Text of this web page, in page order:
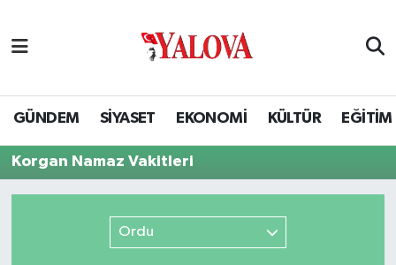
GÜNDEM SİYASET EKONOMİ KÜLTÜR EĞİTİM
Korgan Namaz Vakitleri
Ordu
SİYASET
EKONOMİ
Yalova Nöbetçi Eczaneler
Yalova Hava Durumu
Yalova Namaz Vakitleri
Puan Durumu ve Fikstür